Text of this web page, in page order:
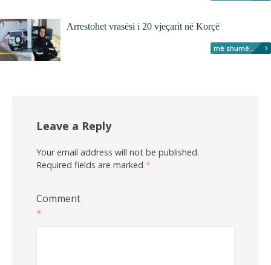
Arrestohet vrasësi i 20 vjeçarit në Korçë
më shumë...
Leave a Reply
Your email address will not be published.
Required fields are marked *
Comment
*